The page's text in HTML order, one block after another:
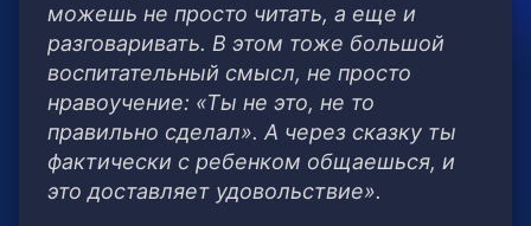
можешь не просто читать, а еще и
разговаривать. В этом тоже большой
воспитательный смысл, не просто
нравоучение: «Ты не это, не то
правильно сделал». А через сказку ты
фактически с ребенком общаешься, и
это доставляет удовольствие».